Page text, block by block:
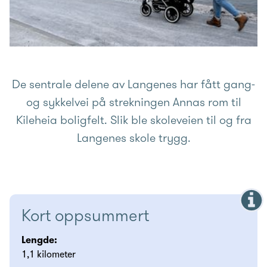
De sentrale delene av Langenes har fått gang-
og sykkelvei på strekningen Annas rom til
Kileheia boligfelt. Slik ble skoleveien til og fra
Langenes skole trygg.
Kort oppsummert
Lengde:
1,1 kilometer